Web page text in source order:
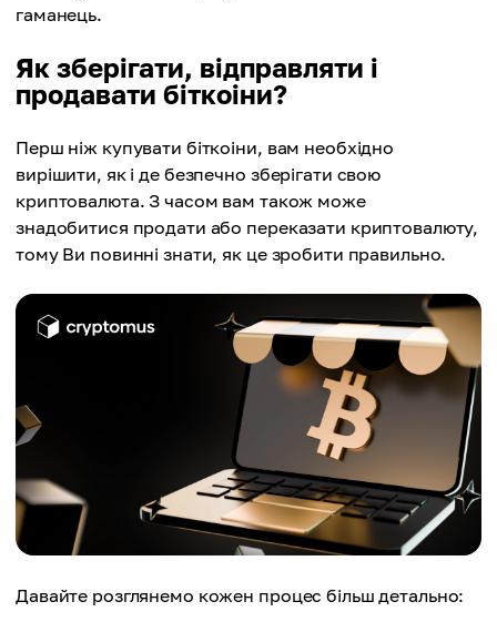
гаманець.
Як зберігати, відправляти і
продавати біткоіни?
Перш ніж купувати біткоіни, вам необхідно
вирішити, як і де безпечно зберігати свою
криптовалюта. З часом вам також може
знадобитися продати або переказати криптовалюту,
тому Ви повинні знати, як це зробити правильно.
Давайте розглянемо кожен процес більш детально: